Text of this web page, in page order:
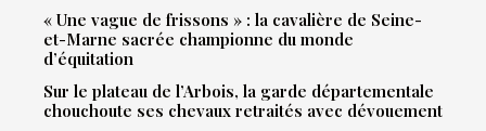
« Une vague de frissons » : la cavalière de Seine-
et-Marne sacrée championne du monde
d’équitation
Sur le plateau de l’Arbois, la garde départementale
chouchoute ses chevaux retraités avec dévouement